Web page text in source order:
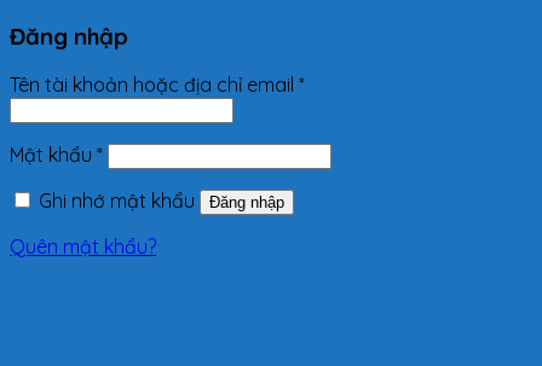
Đăng nhập
Tên tài khoản hoặc địa chỉ email *
Mật khẩu *
Ghi nhớ mật khẩu
Đăng nhập
Quên mật khẩu?